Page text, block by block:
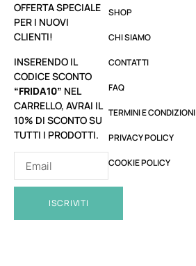
OFFERTA SPECIALE
PER I NUOVI
CLIENTI!
INSERENDO IL
CODICE SCONTO
“FRIDA10” NEL
CARRELLO, AVRAI IL
10% DI SCONTO SU
TUTTI I PRODOTTI.
ISCRIVITI
SHOP
CHI SIAMO
CONTATTI
FAQ
TERMINI E CONDIZIONI
PRIVACY POLICY
COOKIE POLICY